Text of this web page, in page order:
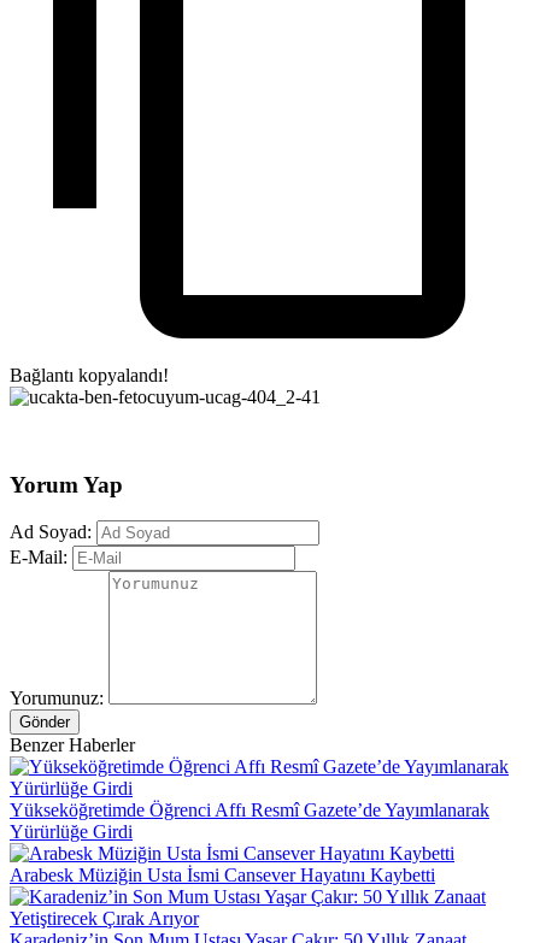
Bağlantı kopyalandı!
Yorum Yap
Ad Soyad:
E-Mail:
Yorumunuz:
Gönder
Benzer Haberler
Yükseköğretimde Öğrenci Affı Resmî Gazete’de Yayımlanarak
Yürürlüğe Girdi
Arabesk Müziğin Usta İsmi Cansever Hayatını Kaybetti